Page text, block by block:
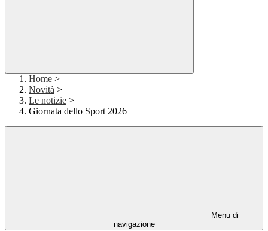
Home >
Novità >
Le notizie >
Giornata dello Sport 2026
Menu di
navigazione